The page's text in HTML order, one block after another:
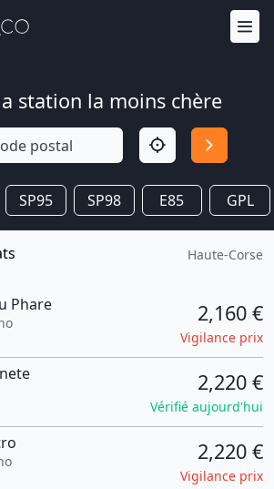
station la moins chère
SP95 SP98 E85 GPL
Haute-Corse
Phare 2,160 €
Vigilance prix
2,220 €
Vérifié aujourd'hui
2,220 €
Vigilance prix